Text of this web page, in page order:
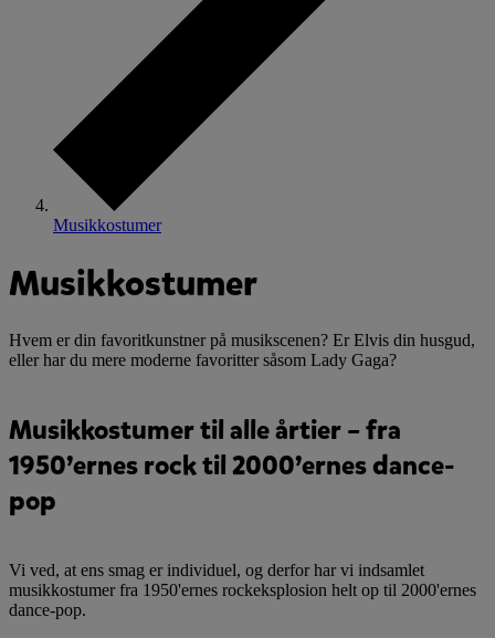
Musikkostumer
Musikkostumer
Hvem er din favoritkunstner på musikscenen? Er Elvis din husgud,
eller har du mere moderne favoritter såsom Lady Gaga?
Musikkostumer til alle årtier – fra
1950’ernes rock til 2000’ernes dance-
pop
Vi ved, at ens smag er individuel, og derfor har vi indsamlet
musikkostumer fra 1950'ernes rockeksplosion helt op til 2000'ernes
dance-pop.